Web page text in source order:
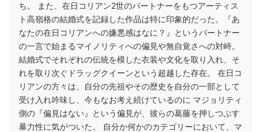
ち。 また、在日コリアン2世のパートナーをもつアーティス
ト高嶺格の結婚式を記録した作品は特に印象的だった。『あ
なたの在日コリアンへの嫌悪感はなに？』というパートナー
の一言で始まるマイノリティへの偏見や無自覚さへの対峙。
結婚式でそれぞれの伝統を模した衣装や文化を取り入れ、そ
れを取り次ぐドラッグクイーンという超越した存在。 在日コ
リアンの方々は、自分の先祖やその歴史を自分の一部として
受け入れ吟味し、今もなお考え続けているのに マジョリティ
側の『偏見はない』という偏見が、彼らの葛藤を押しつぶす
暴力性に気がついた。 自分か何かのカテゴリーにおいて、マ